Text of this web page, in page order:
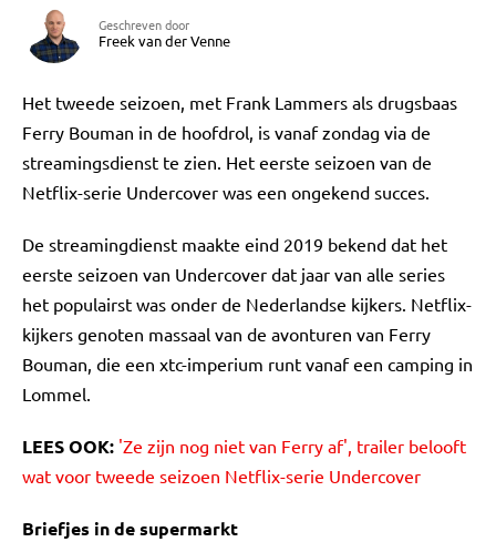
Geschreven door
Freek van der Venne
Het tweede seizoen, met Frank Lammers als drugsbaas
Ferry Bouman in de hoofdrol, is vanaf zondag via de
streamingsdienst te zien. Het eerste seizoen van de
Netflix-serie Undercover was een ongekend succes.
De streamingdienst maakte eind 2019 bekend dat het
eerste seizoen van Undercover dat jaar van alle series
het populairst was onder de Nederlandse kijkers. Netflix-
kijkers genoten massaal van de avonturen van Ferry
Bouman, die een xtc-imperium runt vanaf een camping in
Lommel.
LEES OOK: 'Ze zijn nog niet van Ferry af', trailer belooft
wat voor tweede seizoen Netflix-serie Undercover
Briefjes in de supermarkt